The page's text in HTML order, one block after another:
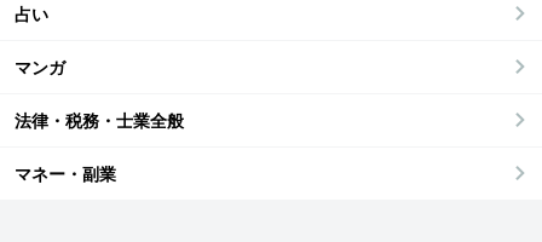
占い
マンガ
法律・税務・士業全般
マネー・副業